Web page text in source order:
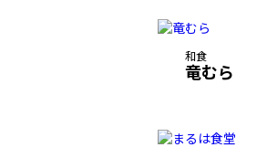
和食
竜むら